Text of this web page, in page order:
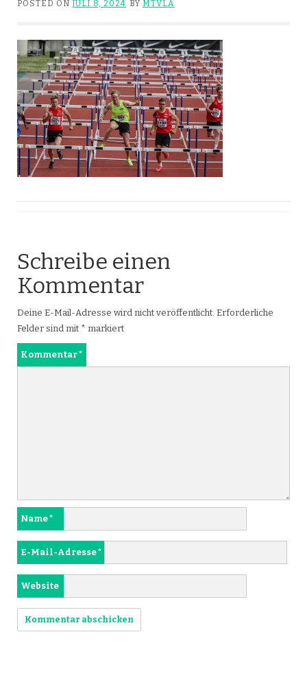
POSTED ON JULI 8, 2024 BY MTVLA
Schreibe einen
Kommentar
Deine E-Mail-Adresse wird nicht veröffentlicht. Erforderliche
Felder sind mit * markiert
Kommentar*
Name*
E-Mail-Adresse*
Website